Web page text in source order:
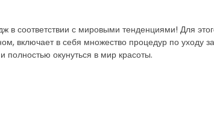
в соответствии с мировыми тенденциями! Для
включает в себя множество процедур по уходу
полностью окунуться в мир красоты.